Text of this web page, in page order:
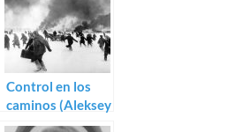
Control en los
caminos (Aleksey
German)